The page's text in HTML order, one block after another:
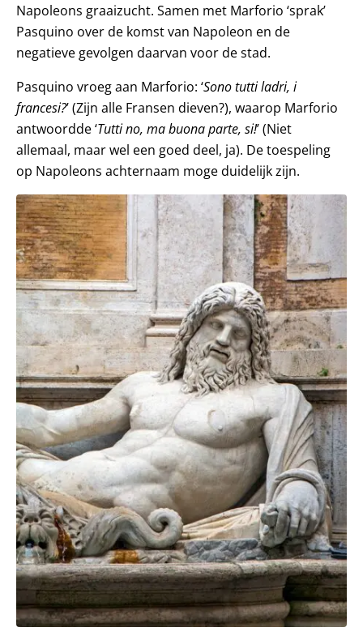
Napoleons graaizucht. Samen met Marforio ‘sprak’
Pasquino over de komst van Napoleon en de
negatieve gevolgen daarvan voor de stad.
Pasquino vroeg aan Marforio: ‘Sono tutti ladri, i
francesi?’ (Zijn alle Fransen dieven?), waarop Marforio
antwoordde ‘Tutti no, ma buona parte, si!’ (Niet
allemaal, maar wel een goed deel, ja). De toespeling
op Napoleons achternaam moge duidelijk zijn.